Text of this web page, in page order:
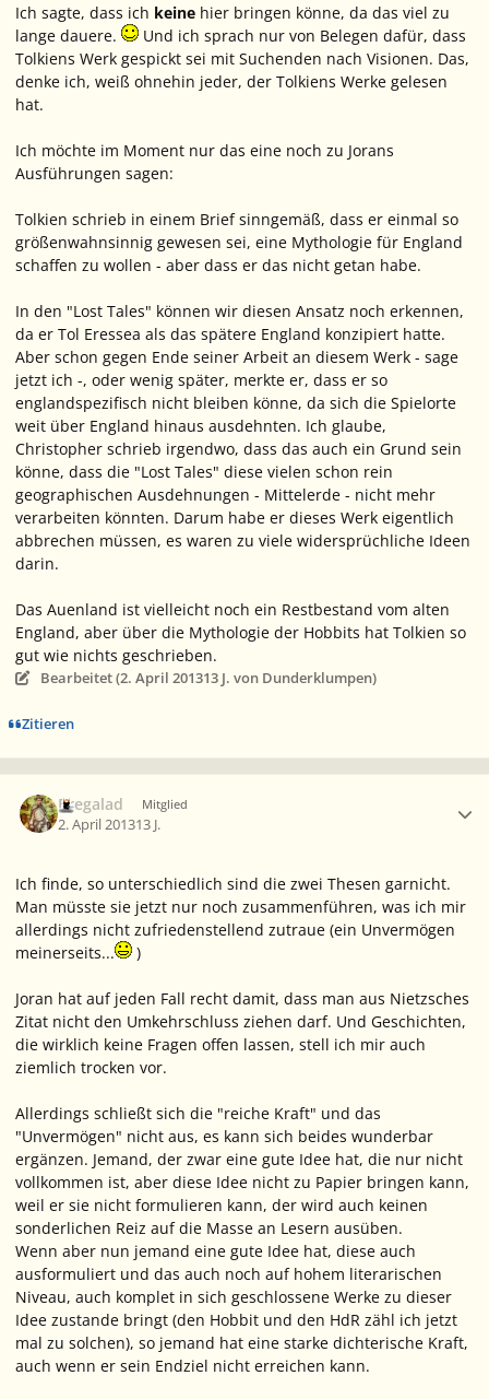
Ich sagte, dass ich keine hier bringen könne, da das viel zu
lange dauere.
Und ich sprach nur von Belegen dafür, dass
Tolkiens Werk gespickt sei mit Suchenden nach Visionen. Das,
denke ich, weiß ohnehin jeder, der Tolkiens Werke gelesen
hat.
Ich möchte im Moment nur das eine noch zu Jorans
Ausführungen sagen:
Tolkien schrieb in einem Brief sinngemäß, dass er einmal so
größenwahnsinnig gewesen sei, eine Mythologie für England
schaffen zu wollen - aber dass er das nicht getan habe.
In den "Lost Tales" können wir diesen Ansatz noch erkennen,
da er Tol Eressea als das spätere England konzipiert hatte.
Aber schon gegen Ende seiner Arbeit an diesem Werk - sage
jetzt ich -, oder wenig später, merkte er, dass er so
englandspezifisch nicht bleiben könne, da sich die Spielorte
weit über England hinaus ausdehnten. Ich glaube,
Christopher schrieb irgendwo, dass das auch ein Grund sein
könne, dass die "Lost Tales" diese vielen schon rein
geographischen Ausdehnungen - Mittelerde - nicht mehr
verarbeiten könnten. Darum habe er dieses Werk eigentlich
abbrechen müssen, es waren zu viele widersprüchliche Ideen
darin.
Das Auenland ist vielleicht noch ein Restbestand vom alten
England, aber über die Mythologie der Hobbits hat Tolkien so
gut wie nichts geschrieben.
Bearbeitet (2. April 201313 J. von Dunderklumpen)
Zitieren
Bregalad Mitglied
2. April 201313 J.
Ich finde, so unterschiedlich sind die zwei Thesen garnicht.
Man müsste sie jetzt nur noch zusammenführen, was ich mir
allerdings nicht zufriedenstellend zutraue (ein Unvermögen
meinerseits...
)
Joran hat auf jeden Fall recht damit, dass man aus Nietzsches
Zitat nicht den Umkehrschluss ziehen darf. Und Geschichten,
die wirklich keine Fragen offen lassen, stell ich mir auch
ziemlich trocken vor.
Allerdings schließt sich die "reiche Kraft" und das
"Unvermögen" nicht aus, es kann sich beides wunderbar
ergänzen. Jemand, der zwar eine gute Idee hat, die nur nicht
vollkommen ist, aber diese Idee nicht zu Papier bringen kann,
weil er sie nicht formulieren kann, der wird auch keinen
sonderlichen Reiz auf die Masse an Lesern ausüben.
Wenn aber nun jemand eine gute Idee hat, diese auch
ausformuliert und das auch noch auf hohem literarischen
Niveau, auch komplet in sich geschlossene Werke zu dieser
Idee zustande bringt (den Hobbit und den HdR zähl ich jetzt
mal zu solchen), so jemand hat eine starke dichterische Kraft,
auch wenn er sein Endziel nicht erreichen kann.